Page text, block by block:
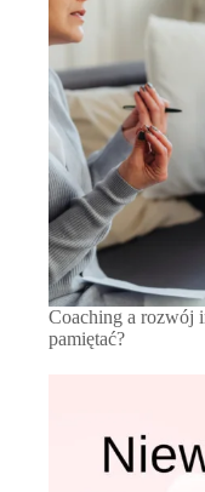
Coaching a rozwój
pamiętać?